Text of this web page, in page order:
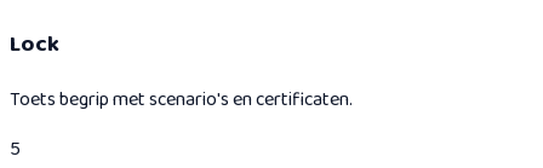
Lock
Toets begrip met scenario's en certificaten.
5